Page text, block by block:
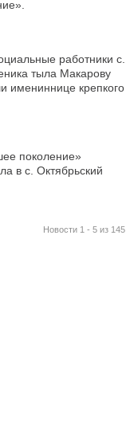
работники с.
тыла Макарову
имениннице крепкого
поколение»
в с. Октябрьский
Новости 1 - 5 из 145